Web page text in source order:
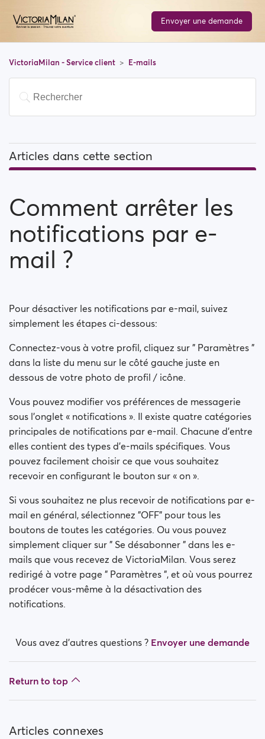
Envoyer une demande
VictoriaMilan - Service client E-mails
Articles dans cette section
Pourquoi dois-je soumettre mon adresse e-mail à la
procédure de vérification pour pouvoir m’inscrire ?
Comment puis-je contacter l’assistance ?
Comment arrêter les
notifications par e-
mail ?
Pour désactiver les notifications par e-mail, suivez
simplement les étapes ci-dessous:
Connectez-vous à votre profil, cliquez sur " Paramètres "
dans la liste du menu sur le côté gauche juste en
dessous de votre photo de profil / icône.
Vous pouvez modifier vos préférences de messagerie
sous l’onglet « notifications ». Il existe quatre catégories
principales de notifications par e-mail. Chacune d’entre
elles contient des types d’e-mails spécifiques. Vous
pouvez facilement choisir ce que vous souhaitez
recevoir en configurant le bouton sur « on ».
Si vous souhaitez ne plus recevoir de notifications par e-
mail en général, sélectionnez "OFF" pour tous les
boutons de toutes les catégories. Ou vous pouvez
simplement cliquer sur " Se désabonner " dans les e-
mails que vous recevez de VictoriaMilan. Vous serez
redirigé à votre page " Paramètres ", et où vous pourrez
prodécer vous-même à la désactivation des
notifications.
Vous avez d’autres questions ? Envoyer une demande
Return to top
Articles connexes